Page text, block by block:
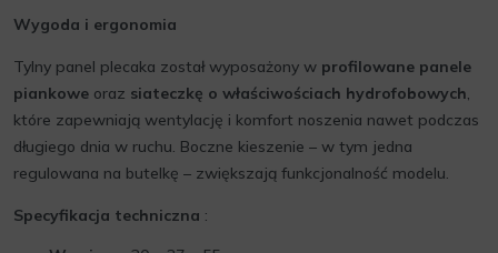
Wygoda i ergonomia
Tylny panel plecaka został wyposażony w profilowane panele
piankowe oraz siateczkę o właściwościach hydrofobowych,
które zapewniają wentylację i komfort noszenia nawet podczas
długiego dnia w ruchu. Boczne kieszenie – w tym jedna
regulowana na butelkę – zwiększają funkcjonalność modelu.
Specyfikacja techniczna :